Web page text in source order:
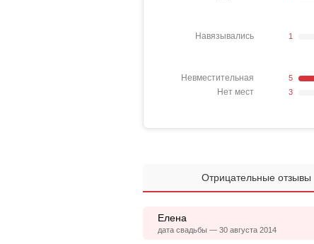
Навязывались 1
Невместительная 5
Нет мест 3
Отрицательные отзывы
Елена
дата свадьбы — 30 августа 2014